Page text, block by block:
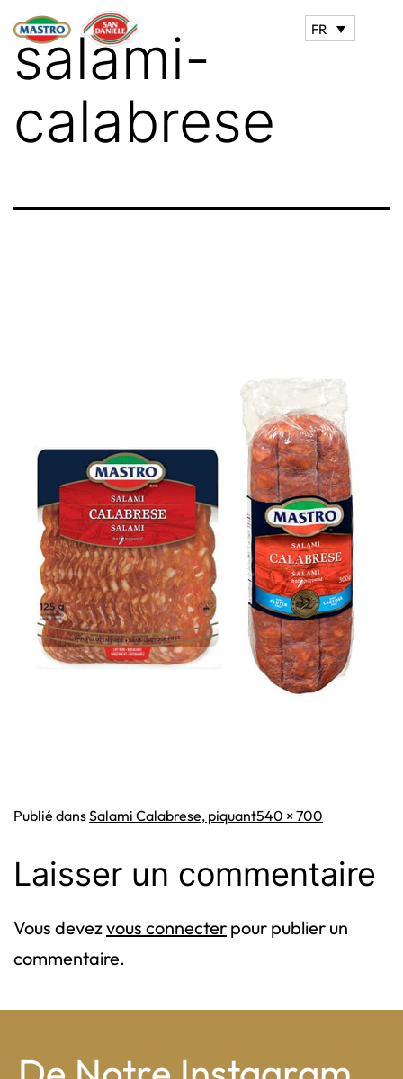
FR
salami-
calabrese
Publié dansSalami Calabrese, piquantTaille
540 × 700
Laisser un commentaire
Vous devezvous connecter pour publier un
commentaire.